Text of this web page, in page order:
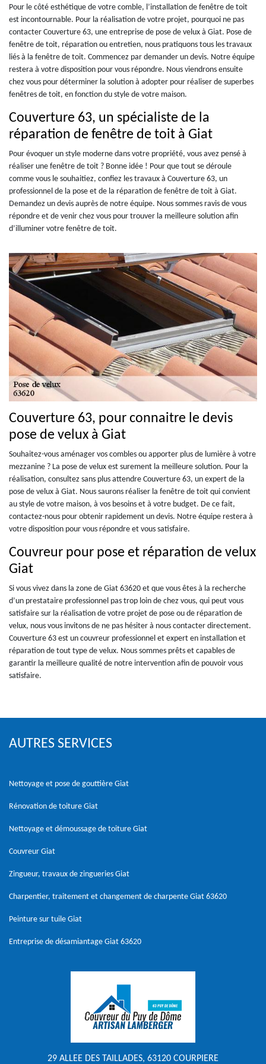
Pour le côté esthétique de votre comble, l’installation de fenêtre de toit
est incontournable. Pour la réalisation de votre projet, pourquoi ne pas
contacter Couverture 63, une entreprise de pose de velux à Giat. Pose de
fenêtre de toit, réparation ou entretien, nous pratiquons tous les travaux
liés à la fenêtre de toit. Commencez par demander un devis. Notre équipe
restera à votre disposition pour vous répondre. Nous viendrons ensuite
chez vous pour déterminer la solution à adopter pour réaliser de superbes
fenêtres de toit, en fonction du style de votre maison.
Couverture 63, un spécialiste de la
réparation de fenêtre de toit à Giat
Pour évoquer un style moderne dans votre propriété, vous avez pensé à
réaliser une fenêtre de toit ? Bonne idée ! Pour que tout se déroule
comme vous le souhaitiez, confiez les travaux à Couverture 63, un
professionnel de la pose et de la réparation de fenêtre de toit à Giat.
Demandez un devis auprès de notre équipe. Nous sommes ravis de vous
répondre et de venir chez vous pour trouver la meilleure solution afin
d’illuminer votre fenêtre de toit.
Couverture 63, pour connaitre le devis
pose de velux à Giat
Souhaitez-vous aménager vos combles ou apporter plus de lumière à votre
mezzanine ? La pose de velux est surement la meilleure solution. Pour la
réalisation, consultez sans plus attendre Couverture 63, un expert de la
pose de velux à Giat. Nous saurons réaliser la fenêtre de toit qui convient
au style de votre maison, à vos besoins et à votre budget. De ce fait,
contactez-nous pour obtenir rapidement un devis. Notre équipe restera à
votre disposition pour vous répondre et vous satisfaire.
Couvreur pour pose et réparation de velux
Giat
Si vous vivez dans la zone de Giat 63620 et que vous êtes à la recherche
d’un prestataire professionnel pas trop loin de chez vous, qui peut vous
satisfaire sur la réalisation de votre projet de pose ou de réparation de
velux, nous vous invitons de ne pas hésiter à nous contacter directement.
Couverture 63 est un couvreur professionnel et expert en installation et
réparation de tout type de velux. Nous sommes prêts et capables de
garantir la meilleure qualité de notre intervention afin de pouvoir vous
satisfaire.
AUTRES SERVICES
Nettoyage et pose de gouttière Giat
Rénovation de toiture Giat
Nettoyage et démoussage de toiture Giat
Couvreur Giat
Zingueur, travaux de zingueries Giat
Charpentier, traitement et changement de charpente Giat 63620
Peinture sur tuile Giat
Entreprise de désamiantage Giat 63620
29 ALLEE DES TAILLADES, 63120 COURPIERE